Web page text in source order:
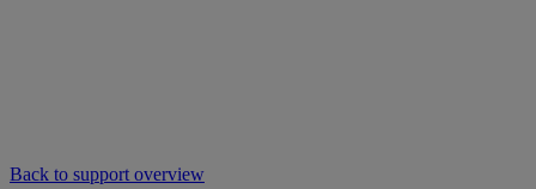
Back to support overview